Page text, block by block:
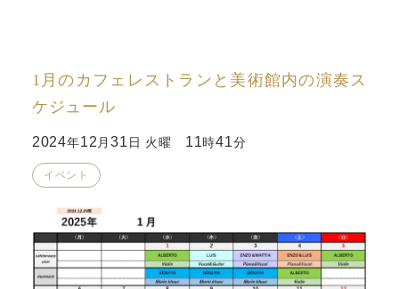
1月のカフェレストランと美術館内の演奏ス
ケジュール
2024年12 月31 日 火曜 11時41分
イベント